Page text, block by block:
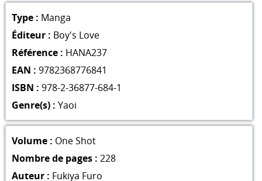
Type : Manga
Éditeur : Boy's Love
Référence : HANA237
EAN : 9782368776841
ISBN : 978-2-36877-684-1
Genre(s) : Yaoi
Volume : One Shot
Nombre de pages : 228
Auteur : Fukiya Furo